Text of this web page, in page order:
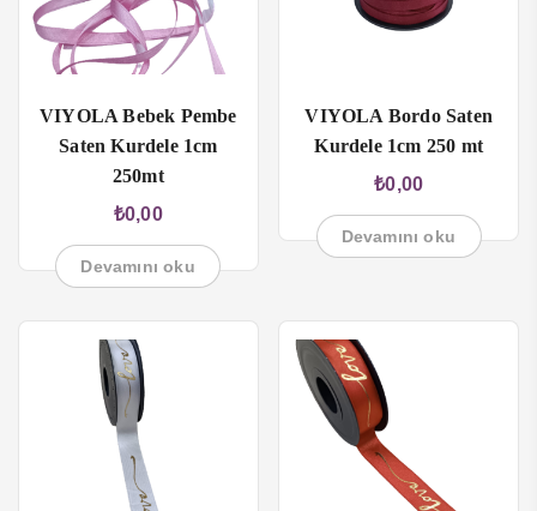
VIYOLA Bebek Pembe
Saten Kurdele 1cm
250mt
₺0,00
Devamını oku
VIYOLA Bordo Saten
Kurdele 1cm 250 mt
₺0,00
Devamını oku